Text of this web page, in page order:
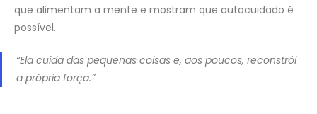
que alimentam a mente e mostram que autocuidado é
possível.
“Ela cuida das pequenas coisas e, aos poucos, reconstrói
a própria força.”